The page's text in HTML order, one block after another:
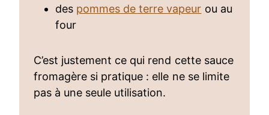
des pommes de terre vapeur ou au
four
C’est justement ce qui rend cette sauce
fromagère si pratique : elle ne se limite
pas à une seule utilisation.